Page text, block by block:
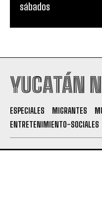
sábados
YUCATÁN
ESPECIALES MIGRANTES
ENTRETENIMIENTO-SOCIALES